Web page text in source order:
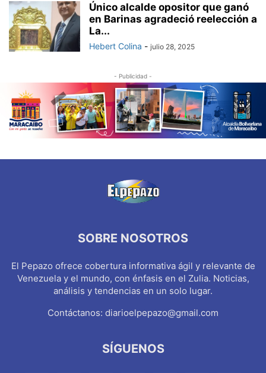
Único alcalde opositor que ganó
en Barinas agradeció reelección a
La...
Hebert Colina - julio 28, 2025
- Publicidad -
SOBRE NOSOTROS
El Pepazo ofrece cobertura informativa ágil y relevante de
Venezuela y el mundo, con énfasis en el Zulia. Noticias,
análisis y tendencias en un solo lugar.
Contáctanos: diarioelpepazo@gmail.com
SÍGUENOS